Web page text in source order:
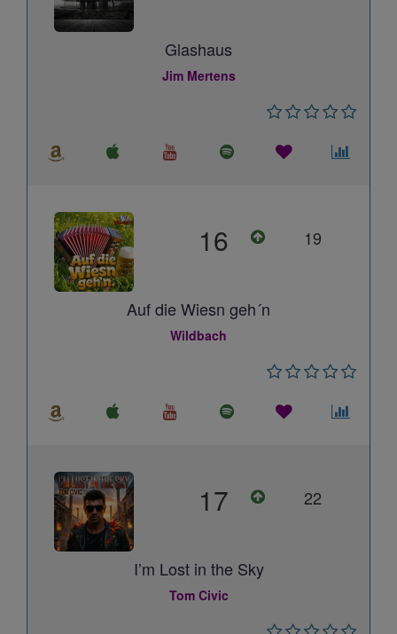
Glashaus
Jim Mertens
16 19
Auf die Wiesn geh´n
Wildbach
17 22
I’m Lost in the Sky
Tom Civic